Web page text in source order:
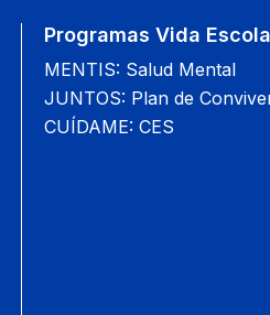
Programas Vida
MENTIS: Salud Mental
JUNTOS: Plan de
CUÍDAME: CES